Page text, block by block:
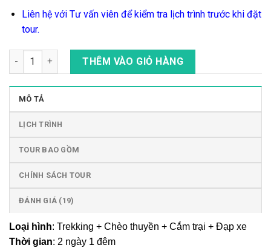
Liên hệ với Tư vấn viên để kiểm tra lịch trình trước khi đặt
tour.
Tour Trekking Chinh Phục Thác Nước 7 Tầng Phi Liêng Hùng
THÊM VÀO GIỎ HÀNG
MÔ TẢ
LỊCH TRÌNH
TOUR BAO GỒM
CHÍNH SÁCH TOUR
ĐÁNH GIÁ (19)
Loại hình: Trekking + Chèo thuyền + Cắm trại + Đạp xe
Thời gian: 2 ngày 1 đêm